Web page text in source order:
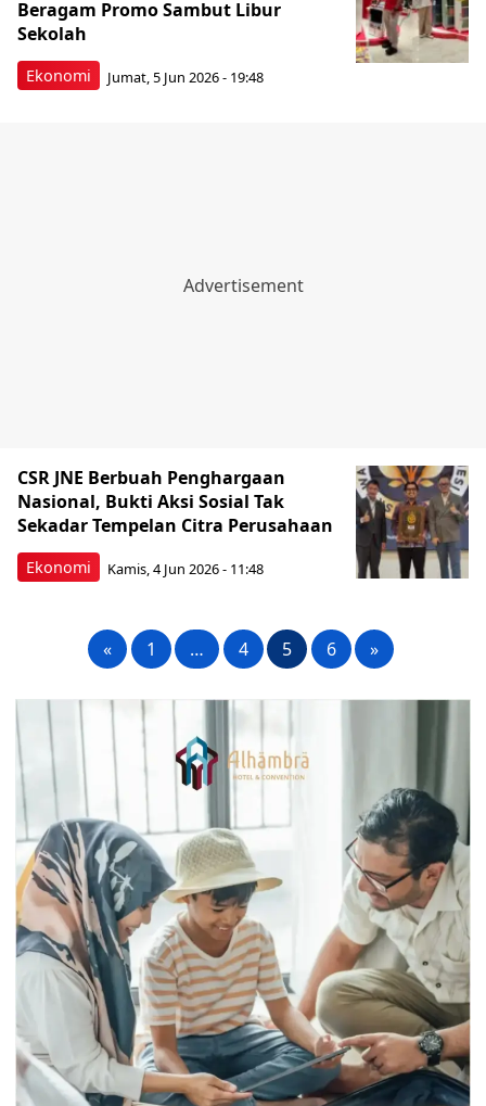
Ekonomi
Beragam Promo Sambut Libur
Sekolah
Jumat, 5 Jun 2026 - 19:48
Ekonomi
CSR JNE Berbuah Penghargaan
Nasional, Bukti Aksi Sosial Tak
Sekadar Tempelan Citra Perusahaan
Kamis, 4 Jun 2026 - 11:48
« 1 … 4 5 6 »